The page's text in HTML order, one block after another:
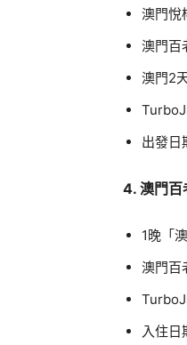
澳門悅
澳門百
澳門2
出發日
4. 澳門百
1晚「
澳門百
入住日